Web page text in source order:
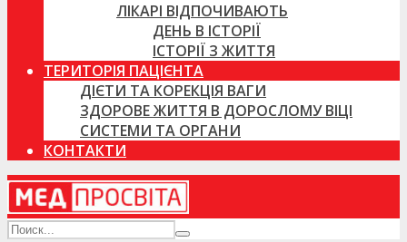
ЛІКАРІ ВІДПОЧИВАЮТЬ
ДЕНЬ В ІСТОРІЇ
ІСТОРІЇ З ЖИТТЯ
ТЕРИТОРІЯ ПАЦІЄНТА
ДІЄТИ ТА КОРЕКЦІЯ ВАГИ
ЗДОРОВЕ ЖИТТЯ В ДОРОСЛОМУ ВІЦІ
СИСТЕМИ ТА ОРГАНИ
КОНТАКТИ